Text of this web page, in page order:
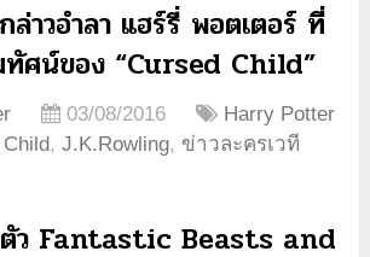
กล่าวอำลา แฮร์รี่ พอตเตอร์ ที่
ศน์ของ “Cursed Child”
03/08/2016
Harry Potter
,J.K.Rowling, ข่าวละครเวที
ตัว Fantastic Beasts and